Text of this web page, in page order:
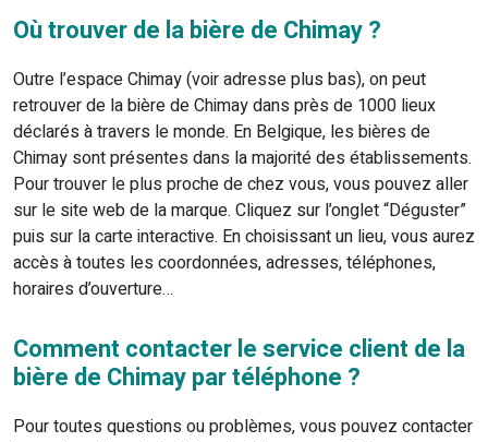
Où trouver de la bière de Chimay ?
Outre l’espace Chimay (voir adresse plus bas), on peut
retrouver de la bière de Chimay dans près de 1000 lieux
déclarés à travers le monde. En Belgique, les bières de
Chimay sont présentes dans la majorité des établissements.
Pour trouver le plus proche de chez vous, vous pouvez aller
sur le site web de la marque. Cliquez sur l’onglet “Déguster”
puis sur la carte interactive. En choisissant un lieu, vous aurez
accès à toutes les coordonnées, adresses, téléphones,
horaires d’ouverture…
Comment contacter le service client de la
bière de Chimay par téléphone ?
Pour toutes questions ou problèmes, vous pouvez contacter